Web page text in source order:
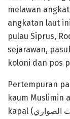
melawan
angkatan laut
pulau Siprus,
sejarawan,
koloni dan pos
Pertempuran
kaum Muslimin